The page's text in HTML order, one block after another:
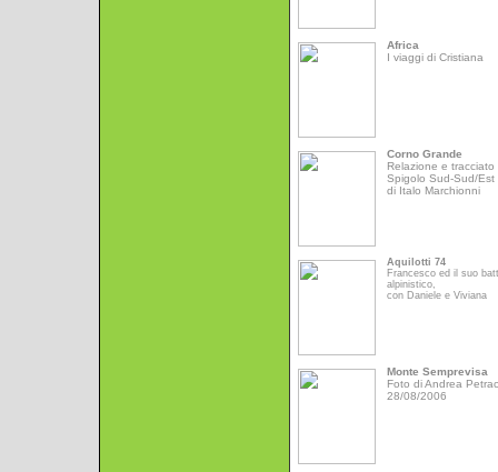
Africa
I viaggi di Cristiana
Corno Grande
Relazione e tracciato
Spigolo Sud-Sud/Est
di Italo Marchionni
Aquilotti 74
Francesco ed il suo
alpinistico,
con Daniele e Viviana
Monte Semprevisa
Foto di Andrea
28/08/2006